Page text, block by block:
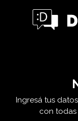
Ingresá tus
con todas